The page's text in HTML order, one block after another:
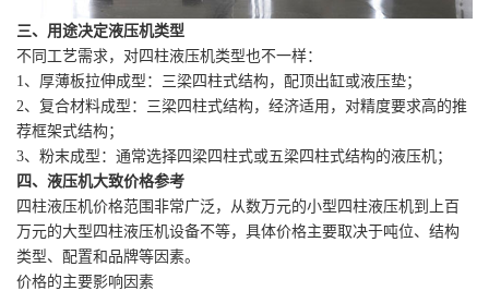
三、用途决定液压机类型
不同工艺需求，对四柱液压机类型也不一样：
1、厚薄板拉伸成型：三梁四柱式结构，配顶出缸或液压垫；
2、复合材料成型：三梁四柱式结构，经济适用，对精度要求高的推
荐框架式结构；
3、粉末成型：通常选择四梁四柱式或五梁四柱式结构的液压机；
四、液压机大致价格参考
四柱液压机价格范围非常广泛，从数万元的小型四柱液压机到上百
万元的大型四柱液压机设备不等，具体价格主要取决于吨位、结构
类型、配置和品牌等因素。
价格的主要影响因素